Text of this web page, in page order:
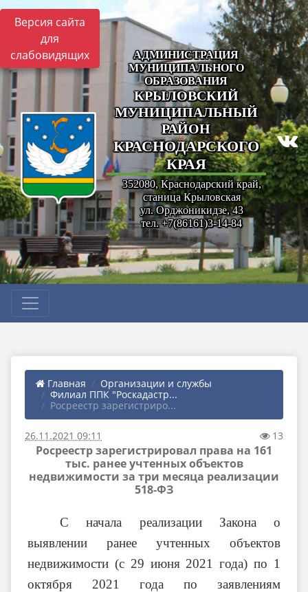
Версия сайта
для
слабовидящих
АДМИНИСТРАЦИЯ
МУНИЦИПАЛЬНОГО
ОБРАЗОВАНИЯ
КРЫЛОВСКИЙ
МУНИЦИПАЛЬНЫЙ
РАЙОН
КРАСНОДАРСКОГО
КРАЯ
352080, Краснодарский край,
станица Крыловская
ул. Орджоникидзе, 43
тел. +7(86161)3-14-84
Главная
Организации и службы
Филиал ППК "Роскадастр...
Росреестр зарегистриро...
26.11.2021 09:11 13
Росреестр зарегистрировал права на 161
тыс. ранее учтенных объектов
недвижимости за три месяца реализации
518-ФЗ
С начала реализации Закона о
выявлении ранее учтенных объектов
недвижимости (с 29 июня 2021 года) по 1
октября 2021 года по заявлениям